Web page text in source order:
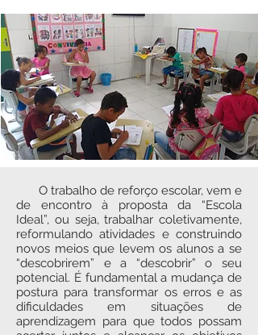
O trabalho de reforço escolar, vem e
de encontro à proposta da “Escola
Ideal”, ou seja, trabalhar coletivamente,
reformulando atividades e construindo
novos meios que levem os alunos a se
“descobrirem” e a “descobrir” o seu
potencial. É fundamental a mudança de
postura para transformar os erros e as
dificuldades em situações de
aprendizagem para que todos possam